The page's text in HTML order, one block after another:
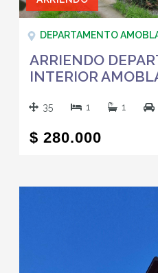
DEPARTAMENTO
ARRIENDO
INTERIOR
RANCAGUA
35 1 1
$ 280.000